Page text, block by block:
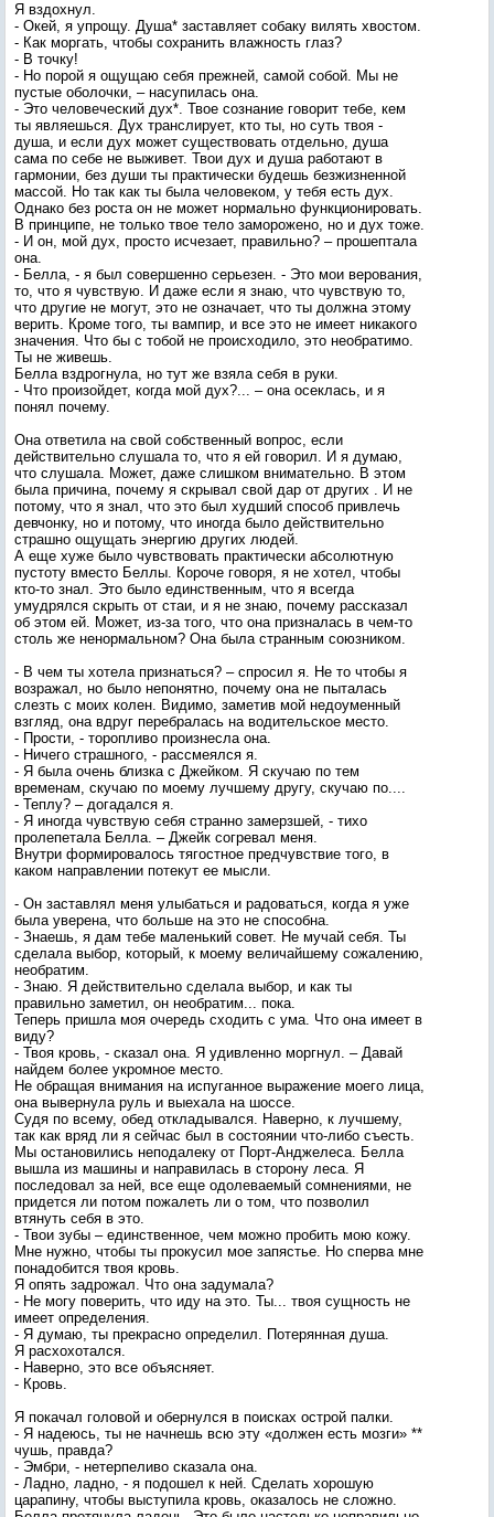
Я вздохнул.
- Окей, я упрощу. Душа* заставляет собаку вилять хвостом.
- Как моргать, чтобы сохранить влажность глаз?
- В точку!
- Но порой я ощущаю себя прежней, самой собой. Мы не
пустые оболочки, – насупилась она.
- Это человеческий дух*. Твое сознание говорит тебе, кем
ты являешься. Дух транслирует, кто ты, но суть твоя -
душа, и если дух может существовать отдельно, душа
сама по себе не выживет. Твои дух и душа работают в
гармонии, без души ты практически будешь безжизненной
массой. Но так как ты была человеком, у тебя есть дух.
Однако без роста он не может нормально функционировать.
В принципе, не только твое тело заморожено, но и дух тоже.
- И он, мой дух, просто исчезает, правильно? – прошептала
она.
- Белла, - я был совершенно серьезен. - Это мои верования,
то, что я чувствую. И даже если я знаю, что чувствую то,
что другие не могут, это не означает, что ты должна этому
верить. Кроме того, ты вампир, и все это не имеет никакого
значения. Что бы с тобой не происходило, это необратимо.
Ты не живешь.
Белла вздрогнула, но тут же взяла себя в руки.
- Что произойдет, когда мой дух?... – она осеклась, и я
понял почему.
Она ответила на свой собственный вопрос, если
действительно слушала то, что я ей говорил. И я думаю,
что слушала. Может, даже слишком внимательно. В этом
была причина, почему я скрывал свой дар от других . И не
потому, что я знал, что это был худший способ привлечь
девчонку, но и потому, что иногда было действительно
страшно ощущать энергию других людей.
А еще хуже было чувствовать практически абсолютную
пустоту вместо Беллы. Короче говоря, я не хотел, чтобы
кто-то знал. Это было единственным, что я всегда
умудрялся скрыть от стаи, и я не знаю, почему рассказал
об этом ей. Может, из-за того, что она призналась в чем-то
столь же ненормальном? Она была странным союзником.
- В чем ты хотела признаться? – спросил я. Не то чтобы я
возражал, но было непонятно, почему она не пыталась
слезть с моих колен. Видимо, заметив мой недоуменный
взгляд, она вдруг перебралась на водительское место.
- Прости, - торопливо произнесла она.
- Ничего страшного, - рассмеялся я.
- Я была очень близка с Джейком. Я скучаю по тем
временам, скучаю по моему лучшему другу, скучаю по....
- Теплу? – догадался я.
- Я иногда чувствую себя странно замерзшей, - тихо
пролепетала Белла. – Джейк согревал меня.
Внутри формировалось тягостное предчувствие того, в
каком направлении потекут ее мысли.
- Он заставлял меня улыбаться и радоваться, когда я уже
была уверена, что больше на это не способна.
- Знаешь, я дам тебе маленький совет. Не мучай себя. Ты
сделала выбор, который, к моему величайшему сожалению,
необратим.
- Знаю. Я действительно сделала выбор, и как ты
правильно заметил, он необратим... пока.
Теперь пришла моя очередь сходить с ума. Что она имеет в
виду?
- Твоя кровь, - сказал она. Я удивленно моргнул. – Давай
найдем более укромное место.
Не обращая внимания на испуганное выражение моего лица,
она вывернула руль и выехала на шоссе.
Судя по всему, обед откладывался. Наверно, к лучшему,
так как вряд ли я сейчас был в состоянии что-либо съесть.
Мы остановились неподалеку от Порт-Анджелеса. Белла
вышла из машины и направилась в сторону леса. Я
последовал за ней, все еще одолеваемый сомнениями, не
придется ли потом пожалеть ли о том, что позволил
втянуть себя в это.
- Твои зубы – единственное, чем можно пробить мою кожу.
Мне нужно, чтобы ты прокусил мое запястье. Но сперва мне
понадобится твоя кровь.
Я опять задрожал. Что она задумала?
- Не могу поверить, что иду на это. Ты... твоя сущность не
имеет определения.
- Я думаю, ты прекрасно определил. Потерянная душа.
Я расхохотался.
- Наверно, это все объясняет.
- Кровь.
Я покачал головой и обернулся в поисках острой палки.
- Я надеюсь, ты не начнешь всю эту «должен есть мозги» **
чушь, правда?
- Эмбри, - нетерпеливо сказала она.
- Ладно, ладно, - я подошел к ней. Сделать хорошую
царапину, чтобы выступила кровь, оказалось не сложно.